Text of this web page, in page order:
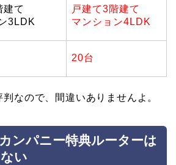
建て
3LDK
戸建て3階建て
マンション4LDK
20台
なので、間違いありませんよ。
ンパニー特典ルーターは
い